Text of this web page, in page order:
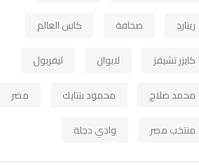
رينارد
صحافة
كاس العالم
كايزر تشيفز
لابوان
ليفربول
محمد صلاح
محمود بنتايك
مصر
منتخب مصر
وادي دجلة